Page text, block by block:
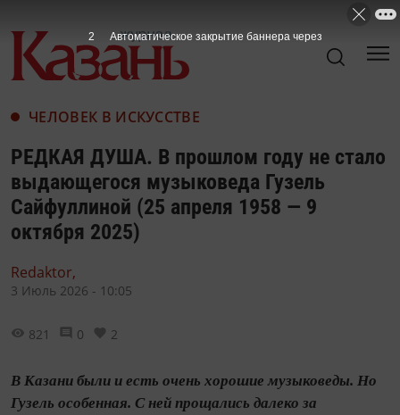
ЧЕЛОВЕК В ИСКУССТВЕ
РЕДКАЯ ДУША. В прошлом году не стало
выдающегося музыковеда Гузель
Сайфуллиной (25 апреля 1958 — 9
октября 2025)
Redaktor,
3 Июль 2026 - 10:05
821 0 2
В Казани были и есть очень хорошие музыковеды. Но
Гузель особенная. С ней прощались далеко за